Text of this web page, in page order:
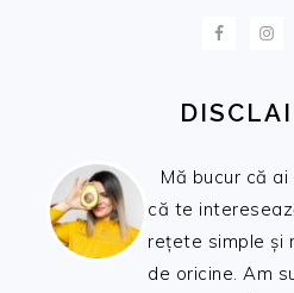
Mă bucur că
că te
rețete simple și
de oricine. Am